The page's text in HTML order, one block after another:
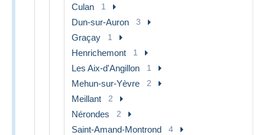
Culan 1
Dun-sur-Auron 3
Graçay 1
Henrichemont 1
Les Aix-d'Angillon 1
Mehun-sur-Yèvre 2
Meillant 2
Nérondes 2
Saint-Amand-Montrond 4